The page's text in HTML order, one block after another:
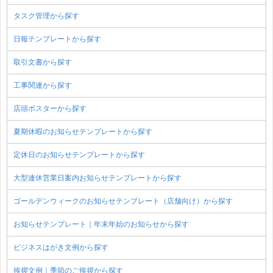
タスク管理から探す
日報テンプレートから探す
取引文書から探す
工事関連から探す
店頭ポスターから探す
夏期休暇のお知らせテンプレートから探す
定休日のお知らせテンプレートから探す
大型連休営業日案内お知らせテンプレートから探す
ゴールデンウィークのお知らせテンプレート（店舗向け）から探す
お知らせテンプレート｜年末年始のお知らせから探す
ビジネスはがき文例から探す
挨拶文例｜季節のご挨拶から探す